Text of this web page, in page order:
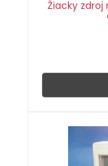
Žiacky